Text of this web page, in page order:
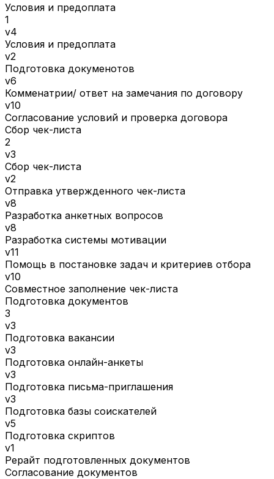
Условия и предоплата
1
v4
Условия и предоплата
v2
Подготовка докуменотов
v6
Комменатрии/ ответ на замечания по договору
v10
Согласование условий и проверка договора
Сбор чек-листа
2
v3
Сбор чек-листа
v2
Отправка утвержденного чек-листа
v8
Разработка анкетных вопросов
v8
Разработка системы мотивации
v11
Помощь в постановке задач и критериев отбора
v10
Совместное заполнение чек-листа
Подготовка документов
3
v3
Подготовка вакансии
v3
Подготовка онлайн-анкеты
v3
Подготовка письма-приглашения
v3
Подготовка базы соискателей
v5
Подготовка скриптов
v1
Рерайт подготовленных документов
Согласование документов